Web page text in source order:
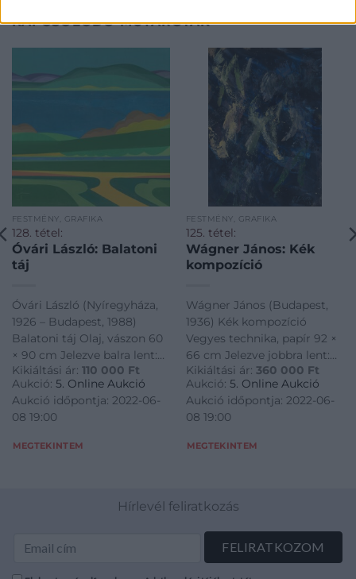
KAPCSOLÓDÓ MŰTÁRGYAK
FESTMÉNY, GRAFIKA
128. tétel:
Óvári László: Balatoni
táj
Óvári László (Nyíregyháza,
1926 – Budapest, 1988)
Balatoni táj Olaj, vászon 60
× 90 cm Jelezve balra lent:
Óvári Hátoldalán
Képcsarnoki etikett
Kikiáltási ár: 110 000 Ft
Aukció: 5. Online Aukció
Aukció időpontja: 2022-06-
08 19:00
MEGTEKINTEM
FESTMÉNY, GRAFIKA
125. tétel:
Wágner János: Kék
kompozíció
Wágner János (Budapest,
1936) Kék kompozíció
Vegyes technika, papír 92 ×
66 cm Jelezve jobbra lent:
Wágner
Kikiáltási ár: 360 000 Ft
Aukció: 5. Online Aukció
Aukció időpontja: 2022-06-
08 19:00
MEGTEKINTEM
Hírlevél feliratkozás